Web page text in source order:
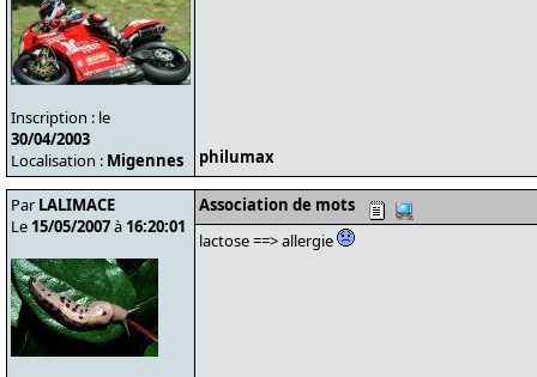
Inscription : le
30/04/2003
Localisation : Migennes philumax
Par LALIMACE
Le 15/05/2007à 16:20:01
Association de mots
lactose ==> allergie